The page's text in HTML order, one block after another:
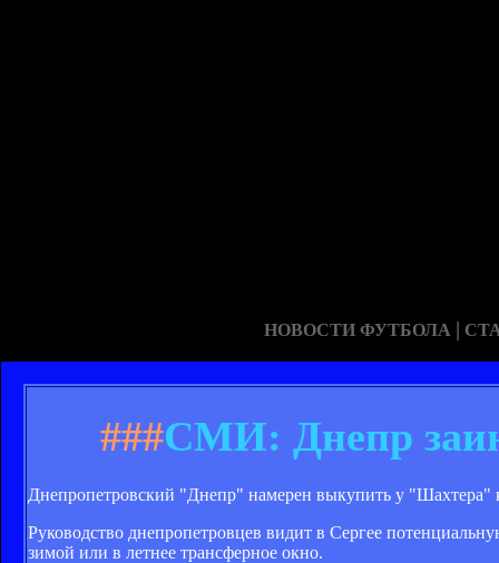
НОВОСТИ ФУТБОЛА |
###СМИ: Днепр
Днепропетровский "Днепр" намерен выкупить у "Шахтера"
Руководство днепропетровцев видит в Сергее
зимой или в летнее трансферное окно.